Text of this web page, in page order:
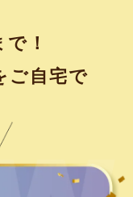
！
ご自宅で